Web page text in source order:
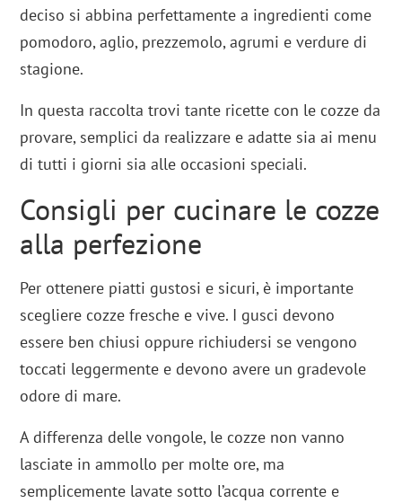
deciso si abbina perfettamente a ingredienti come
pomodoro, aglio, prezzemolo, agrumi e verdure di
stagione.
In questa raccolta trovi tante ricette con le cozze da
provare, semplici da realizzare e adatte sia ai menu
di tutti i giorni sia alle occasioni speciali.
Consigli per cucinare le cozze
alla perfezione
Per ottenere piatti gustosi e sicuri, è importante
scegliere cozze fresche e vive. I gusci devono
essere ben chiusi oppure richiudersi se vengono
toccati leggermente e devono avere un gradevole
odore di mare.
A differenza delle vongole, le cozze non vanno
lasciate in ammollo per molte ore, ma
semplicemente lavate sotto l’acqua corrente e